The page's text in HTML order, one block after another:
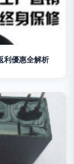
利優惠全解析